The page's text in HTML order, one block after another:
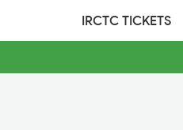
IRCTC TICKETS